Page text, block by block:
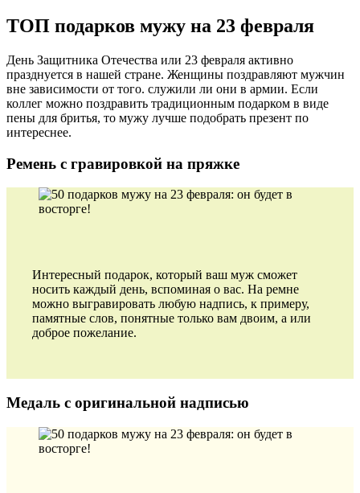
ТОП подарков мужу на 23 февраля
День Защитника Отечества или 23 февраля активно
празднуется в нашей стране. Женщины поздравляют мужчин
вне зависимости от того. служили ли они в армии. Если
коллег можно поздравить традиционным подарком в виде
пены для бритья, то мужу лучше подобрать презент по
интереснее.
Ремень с гравировкой на пряжке
Интересный подарок, который ваш муж сможет
носить каждый день, вспоминая о вас. На ремне
можно выгравировать любую надпись, к примеру,
памятные слов, понятные только вам двоим, а или
доброе пожелание.
Медаль с оригинальной надписью